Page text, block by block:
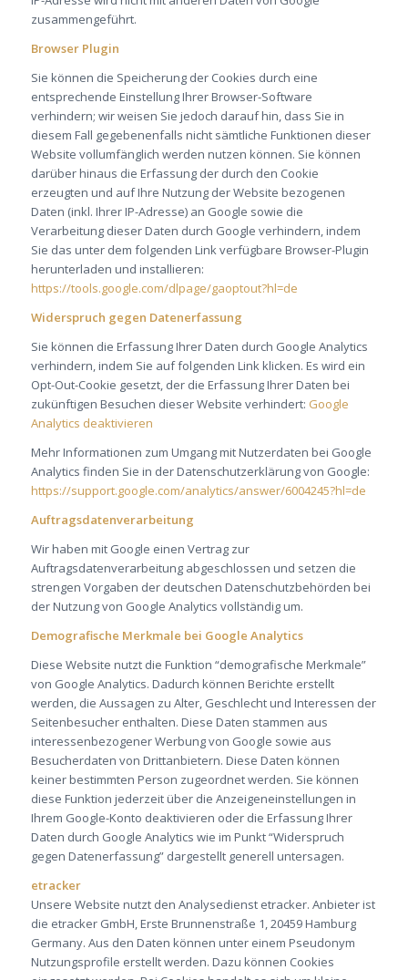
zusammengeführt.
Browser Plugin
Sie können die Speicherung der Cookies durch eine
entsprechende Einstellung Ihrer Browser-Software
verhindern; wir weisen Sie jedoch darauf hin, dass Sie in
diesem Fall gegebenenfalls nicht sämtliche Funktionen dieser
Website vollumfänglich werden nutzen können. Sie können
darüber hinaus die Erfassung der durch den Cookie
erzeugten und auf Ihre Nutzung der Website bezogenen
Daten (inkl. Ihrer IP-Adresse) an Google sowie die
Verarbeitung dieser Daten durch Google verhindern, indem
Sie das unter dem folgenden Link verfügbare Browser-Plugin
herunterladen und installieren:
https://tools.google.com/dlpage/gaoptout?hl=de
Widerspruch gegen Datenerfassung
Sie können die Erfassung Ihrer Daten durch Google Analytics
verhindern, indem Sie auf folgenden Link klicken. Es wird ein
Opt-Out-Cookie gesetzt, der die Erfassung Ihrer Daten bei
zukünftigen Besuchen dieser Website verhindert: Google
Analytics deaktivieren
Mehr Informationen zum Umgang mit Nutzerdaten bei Google
Analytics finden Sie in der Datenschutzerklärung von Google:
https://support.google.com/analytics/answer/6004245?hl=de
Auftragsdatenverarbeitung
Wir haben mit Google einen Vertrag zur
Auftragsdatenverarbeitung abgeschlossen und setzen die
strengen Vorgaben der deutschen Datenschutzbehörden bei
der Nutzung von Google Analytics vollständig um.
Demografische Merkmale bei Google Analytics
Diese Website nutzt die Funktion “demografische Merkmale”
von Google Analytics. Dadurch können Berichte erstellt
werden, die Aussagen zu Alter, Geschlecht und Interessen der
Seitenbesucher enthalten. Diese Daten stammen aus
interessenbezogener Werbung von Google sowie aus
Besucherdaten von Drittanbietern. Diese Daten können
keiner bestimmten Person zugeordnet werden. Sie können
diese Funktion jederzeit über die Anzeigeneinstellungen in
Ihrem Google-Konto deaktivieren oder die Erfassung Ihrer
Daten durch Google Analytics wie im Punkt “Widerspruch
gegen Datenerfassung” dargestellt generell untersagen.
etracker
Unsere Website nutzt den Analysedienst etracker. Anbieter ist
die etracker GmbH, Erste Brunnenstraße 1, 20459 Hamburg
Germany. Aus den Daten können unter einem Pseudonym
Nutzungsprofile erstellt werden. Dazu können Cookies